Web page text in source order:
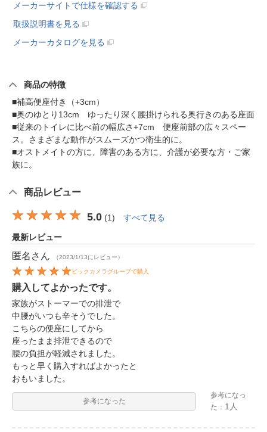
メーカーサイトで仕様を確認する
取扱説明書を見る
メーカーカタログを見る
商品の特徴
■補高便座付き（+3cm）
■奥のゆとり13cm ゆったり深く腰掛けられる奥行きのある座面
■従来のトイレに比べ前の幅広さ+7cm 便座前部の広々スペー
ス。さまざまな動作がスムーズかつ衛生的に。
■オストメイトの方に、障害のある方に、介護が必要な方・ご家
族に。
商品レビュー
5.0 (1) すべて見る
最新レビュー
匿名 さん （2023/1/13にレビュー）
ビックカメラグループで購入
購入してよかったです。
家族がストーマーでの排泄で
中腰がいつも辛そうでした。
こちらの便座にしてから
座ったまま排泄できるので
腰の負担が軽減されました。
もっと早く購入すればよかったと
おもいました。
参考になった
参考になっ
た： 1人